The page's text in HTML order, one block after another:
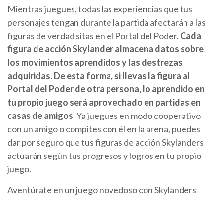
Mientras juegues, todas las experiencias que tus
personajes tengan durante la partida afectarán a las
figuras de verdad sitas en el Portal del Poder. Cada
figura de acción Skylander almacena datos sobre
los movimientos aprendidos y las destrezas
adquiridas. De esta forma, si llevas la figura al
Portal del Poder de otra persona, lo aprendido en
tu propio juego será aprovechado en partidas en
casas de amigos. Ya juegues en modo cooperativo
con un amigo o compites con él en la arena, puedes
dar por seguro que tus figuras de acción Skylanders
actuarán según tus progresos y logros en tu propio
juego.
Aventúrate en un juego novedoso con Skylanders